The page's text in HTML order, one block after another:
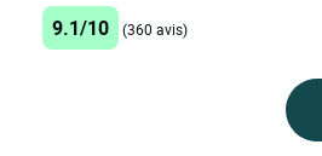
9.1/10 (360 avis)